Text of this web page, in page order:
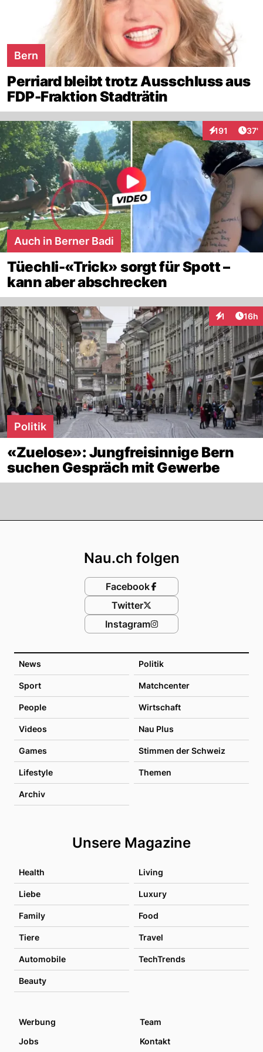
Bern
Perriard bleibt trotz Ausschluss aus
FDP-Fraktion Stadträtin
191
Interaktionen
37'
Auch in Berner Badi
Tüechli-«Trick» sorgt für Spott –
kann aber abschrecken
1 16h
Politik
«Zuelose»: Jungfreisinnige Bern
suchen Gespräch mit Gewerbe
News Politik
Sport Matchcenter
People Wirtschaft
Videos Nau Plus
Games Stimmen der Schweiz
Lifestyle Themen
Archiv
Unsere Magazine
Health Living
Liebe Luxury
Family Food
Tiere Travel
Automobile TechTrends
Beauty
Nau.ch folgen
Facebook
Twitter
Instagram
Werbung
Team
Jobs
Kontakt